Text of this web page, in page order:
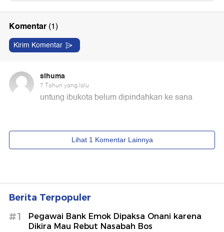
Berita Terpopuler
#1
Pegawai Bank Emok Dipaksa Onani karena
Dikira Mau Rebut Nasabah Bos